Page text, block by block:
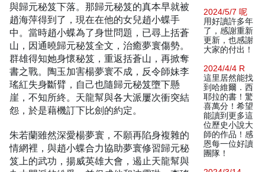
與歸元秘笈下落。那歸元秘笈的真本早就被
趙海萍得到了，現在在他的女兒趙小蝶手
中。當時趙小蝶為了身世問題，已尋上括蒼
山，因通曉歸元秘笈全文，治癒夢寰傷勢。
群雄得知她身懷秘笈，重返括蒼山，再掀奪
書之戰。陶玉加害楊夢寰不成，反令師妹李
瑤紅失身斷臂，自己也隨歸元秘笈墮下懸
崖，不知所終。天龍幫與各大派屢次衝突結
怨，於是藉機訂下比劍的約定。
朱若蘭雖然深愛楊夢寰，不願再陷身複雜的
情網裡，與趙小蝶合力協助夢寰修習歸元秘
笈上的武功，揚威英雄大會，遏止天龍幫與
2024/5/7 呢
用好讀許多年
了，感謝重新
更新，也感謝
大家的付出！
2024/4/4 R
這里居然能找
到哈維爾．西
耶拉的書！驚
喜萬分！希望
能讀到更多這
位歷史小說大
師的作品！感
恩每一位好讀
團隊！